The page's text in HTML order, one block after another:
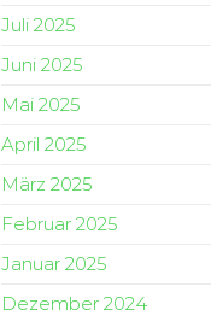
Juli 2025
Juni 2025
Mai 2025
April 2025
März 2025
Februar 2025
Januar 2025
Dezember 2024